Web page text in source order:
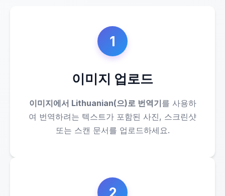
1
이미지 업로드
이미지에서 Lithuanian(으)로 번역기를 사용하
여 번역하려는 텍스트가 포함된 사진, 스크린샷
또는 스캔 문서를 업로드하세요.
2